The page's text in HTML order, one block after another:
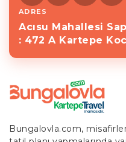
ADRES
Acısu Mahallesi
: 472 A Kartepe
Bungalovla.com,